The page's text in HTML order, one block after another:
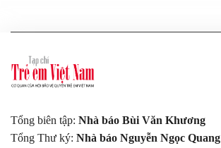
Tổng biên tập: Nhà báo Bùi Văn Khương
Tổng Thư ký: Nhà báo Nguyễn Ngọc Quang